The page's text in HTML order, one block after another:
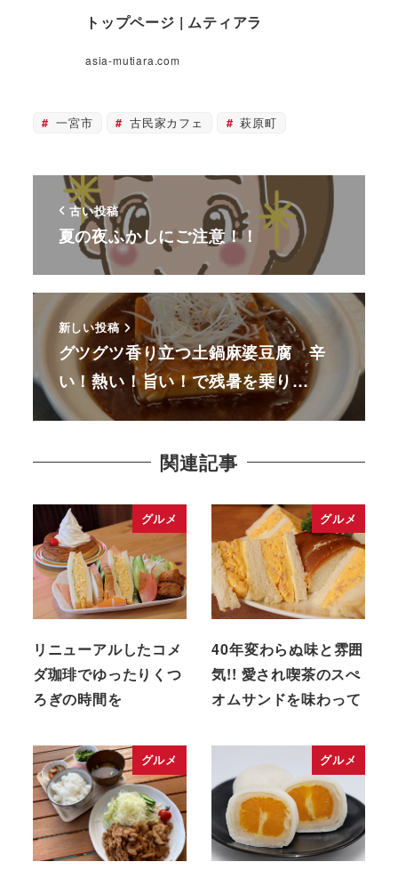
トップページ | ムティアラ
asia-mutiara.com
一宮市 古民家カフェ 萩原町
古い投稿
夏の夜ふかしにご注意！！
新しい投稿
グツグツ香り立つ土鍋麻婆豆腐 辛
い！熱い！旨い！で残暑を乗り…
関連記事
グルメ
リニューアルしたコメ
ダ珈琲でゆったりくつ
ろぎの時間を
グルメ
40年変わらぬ味と雰囲
気!! 愛され喫茶のスぺ
オムサンドを味わって
グルメ グルメ